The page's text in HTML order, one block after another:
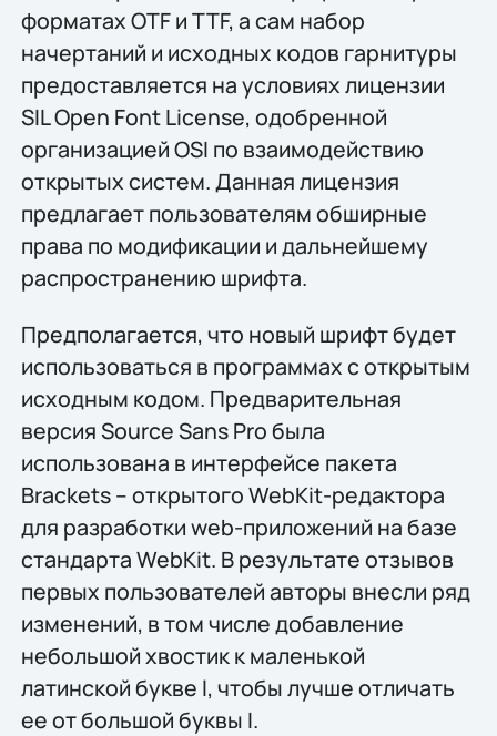
форматах OTF и TTF, а сам набор
начертаний и исходных кодов гарнитуры
предоставляется на условиях лицензии
SIL Open Font License, одобренной
организацией OSI по взаимодействию
открытых систем. Данная лицензия
предлагает пользователям обширные
права по модификации и дальнейшему
распространению шрифта.
Предполагается, что новый шрифт будет
использоваться в программах с открытым
исходным кодом. Предварительная
версия Source Sans Pro была
использована в интерфейсе пакета
Brackets – открытого WebKit-редактора
для разработки web-приложений на базе
стандарта WebKit. В результате отзывов
первых пользователей авторы внесли ряд
изменений, в том числе добавление
небольшой хвостик к маленькой
латинской букве l, чтобы лучше отличать
ее от большой буквы I.